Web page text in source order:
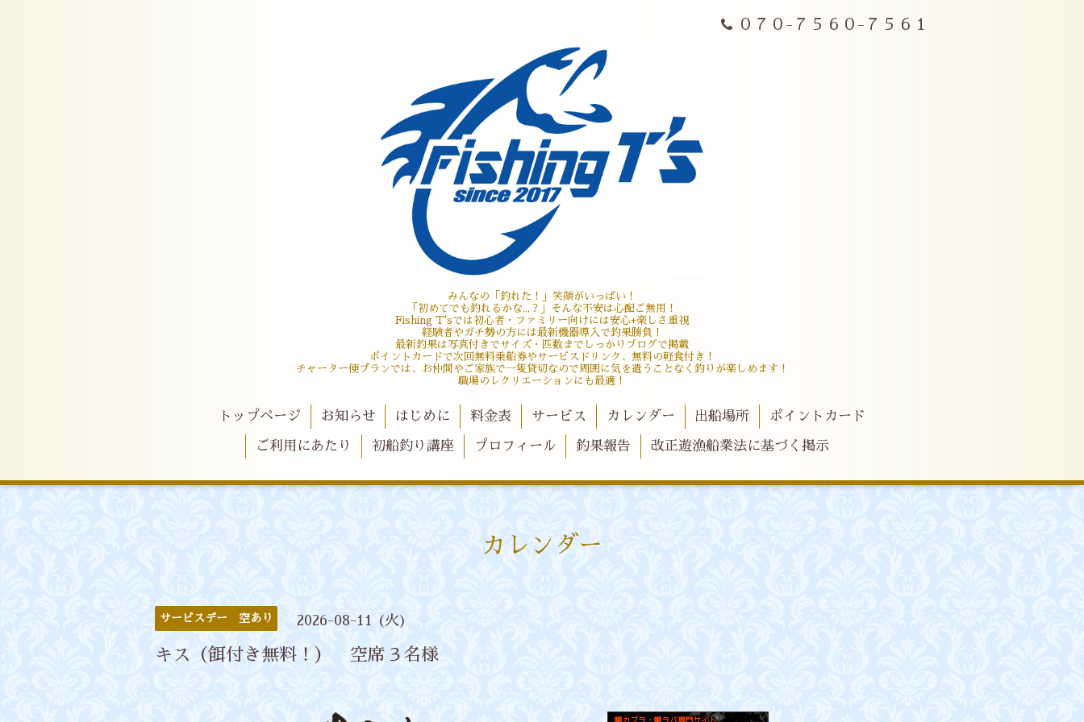
０７０-７５６０-７５６１
みんなの「釣れた！」笑顔がいっぱい！
「初めてでも釣れるかな,,,？」そんな不安は心配ご無用！
Fishing T'sでは初心者・ファミリー向けには安心+楽しさ重視
経験者やガチ勢の方には最新機器導入で釣果勝負！
最新釣果は写真付きでサイズ・匹数までしっかりブログで掲載
ポイントカードで次回無料乗船券やサービスドリンク、無料の軽食付き！
チャーター便プランでは、お仲間やご家族で一隻貸切なので周囲に気を遣うことなく釣りが楽しめます！
職場のレクリエーションにも最適！
トップページ お知らせ はじめに 料金表 サービス カレンダー 出船場所 ポイントカード
ご利用にあたり 初船釣り講座 プロフィール 釣果報告 改正遊漁船業法に基づく掲示
カレンダー
サービスデー 空あり 2026-08-11 (火)
キス（餌付き無料！） 空席３名様